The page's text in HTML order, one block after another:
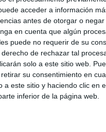
acceder a información
antes de otorgar o negar
en cuenta que algún
puede no requerir de su
de rechazar tal
solo a este sitio web.
su consentimiento en
a este sitio y haciendo clic en
inferior de la página web.
pareció comenzar de
portuarios ya que en la
del Puerto
en el marcador, pero fue
los maños fueron
ceutíes.
Sport obra de Eric y